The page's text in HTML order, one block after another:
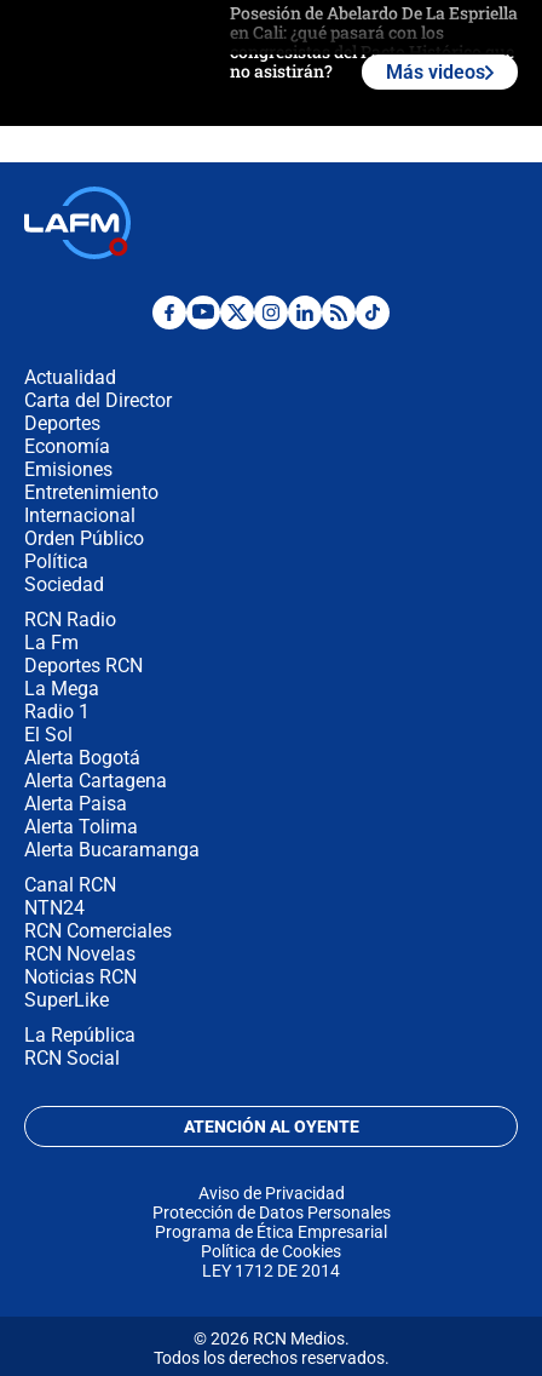
Posesión de Abelardo De La Espriella
en Cali: ¿qué pasará con los
congresistas del Pacto Histórico que
no asistirán?
¿Por qué De la Espriella gobernará
Más videos
Actualidad
Carta del Director
Deportes
Economía
Emisiones
Entretenimiento
Internacional
Orden Público
Política
Sociedad
RCN Radio
La Fm
Deportes RCN
La Mega
Radio 1
El Sol
Alerta Bogotá
Alerta Cartagena
Alerta Paisa
Alerta Tolima
Alerta Bucaramanga
Canal RCN
NTN24
RCN Comerciales
RCN Novelas
Noticias RCN
SuperLike
La República
RCN Social
ATENCIÓN AL OYENTE
Aviso de Privacidad
Protección de Datos Personales
Programa de Ética Empresarial
Política de Cookies
LEY 1712 DE 2014
© 2026 RCN Medios.
Todos los derechos reservados.